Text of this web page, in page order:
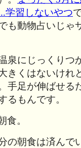
学習しないやつ
も動物占いじゃ
泉にじっくりつ
きくはないけれ
手足が伸ばせる
るもんです。
食。
の朝食は済んで